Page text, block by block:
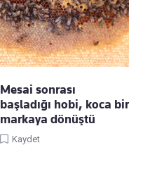
Mesai sonrası
başladığı hobi, koca bir
markaya dönüştü
Kaydet